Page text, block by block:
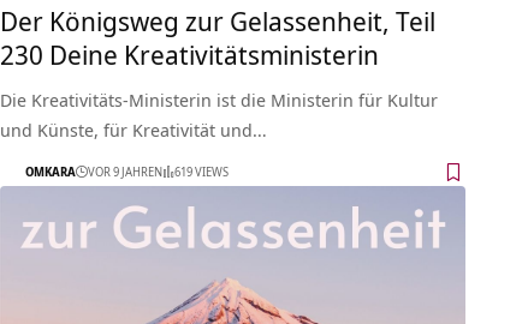
Der Königsweg zur Gelassenheit, Teil
230 Deine Kreativitätsministerin
Die Kreativitäts-Ministerin ist die Ministerin für Kultur
und Künste, für Kreativität und…
OMKARA VOR 9 JAHREN 619 VIEWS